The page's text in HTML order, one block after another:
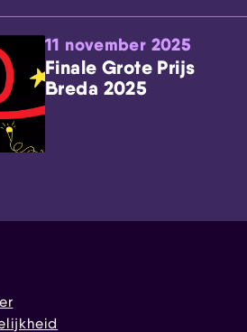
11 november 2025
Finale Grote Prijs
Breda 2025